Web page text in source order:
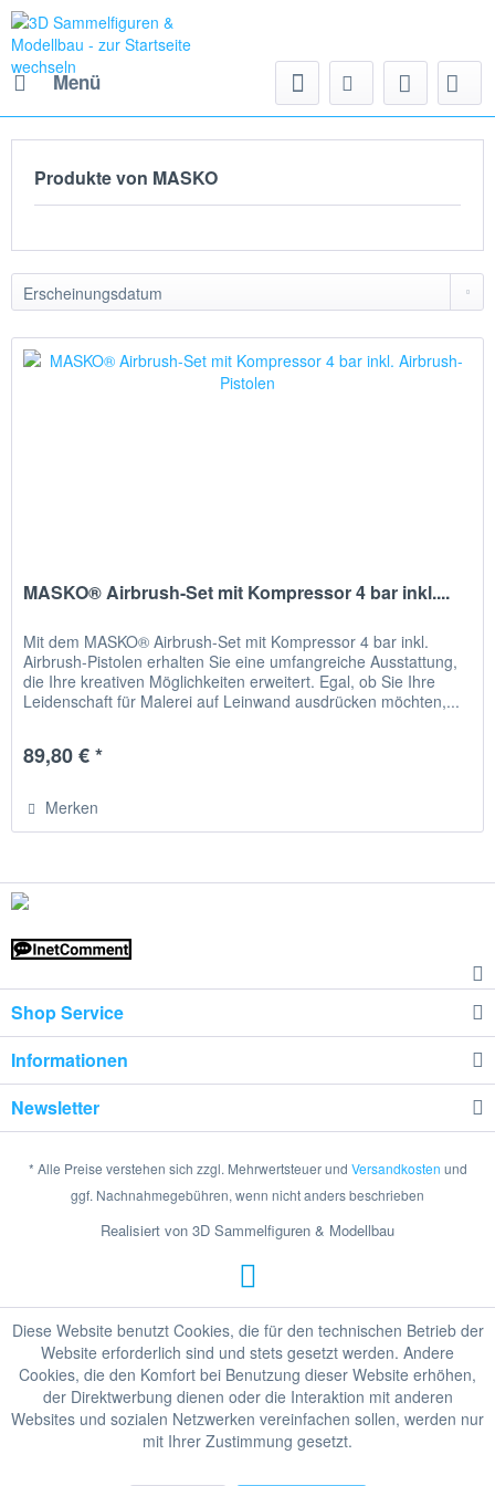
Menü
Produkte von MASKO
MASKO® Airbrush-Set mit Kompressor 4 bar inkl....
Mit dem MASKO® Airbrush-Set mit Kompressor 4 bar inkl.
Airbrush-Pistolen erhalten Sie eine umfangreiche Ausstattung,
die Ihre kreativen Möglichkeiten erweitert. Egal, ob Sie Ihre
Leidenschaft für Malerei auf Leinwand ausdrücken möchten,...
89,80 € *
Merken
Shop Service
Informationen
Newsletter
* Alle Preise verstehen sich zzgl. Mehrwertsteuer und Versandkosten und
ggf. Nachnahmegebühren, wenn nicht anders beschrieben
Realisiert von 3D Sammelfiguren & Modellbau
Diese Website benutzt Cookies, die für den technischen Betrieb der
Website erforderlich sind und stets gesetzt werden. Andere
Cookies, die den Komfort bei Benutzung dieser Website erhöhen,
der Direktwerbung dienen oder die Interaktion mit anderen
Websites und sozialen Netzwerken vereinfachen sollen, werden nur
mit Ihrer Zustimmung gesetzt.